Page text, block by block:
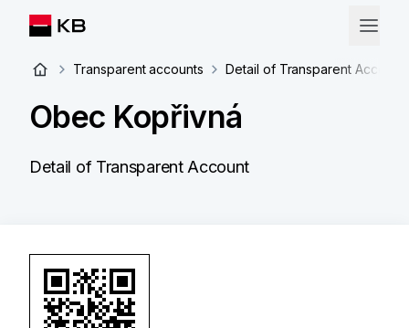
Transparent accounts Detail of Transparent Account
Obec Kopřivná
Detail of Transparent Account